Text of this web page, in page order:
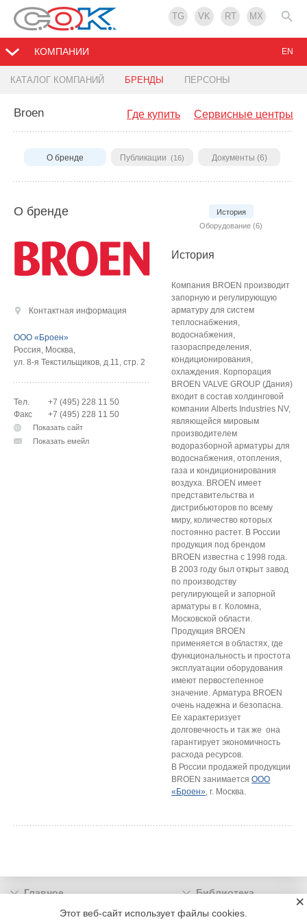
TG VK RT MX
КОМПАНИИ
КАТАЛОГ КОМПАНИЙ БРЕНДЫ ПЕРСОНЫ
EN
Сервисные центры
Где купить
Broen
О бренде Публикации (16) Документы (6)
О бренде
История
Оборудование (6)
Контактная информация
ООО «Броен»
Россия, Москва,
ул. 8-я Текстильщиков, д.11, стр. 2
Тел.
+7 (495) 228 11 50
Факс
+7 (495) 228 11 50
Показать сайт
Показать емейл
История
Компания BROEN производит
запорную и регулирующую
арматуру для систем
теплоснабжения,
водоснабжения,
газораспределения,
кондиционирования,
охлаждения. Корпорация
BROEN VALVE GROUP (Дания)
входит в состав холдинговой
компании Alberts Industries NV,
являющейся мировым
производителем
водоразборной арматуры для
водоснабжения, отопления,
газа и кондиционирования
воздуха. BROEN имеет
представительства и
дистрибьюторов по всему
миру, количество которых
постоянно растет. В России
продукция под брендом
BROEN известна с 1998 года.
В 2003 году был открыт завод
по производству
регулирующей и запорной
арматуры в г. Коломна,
Московской области.
Продукция BROEN
применяется в областях, где
функциональность и простота
эксплуатации оборудования
имеют первостепенное
значение. Арматура BROEN
очень надежна и безопасна.
Ее характеризует
долговечность и так же она
гарантирует экономичность
расхода ресурсов.
В России продажей продукции
BROEN занимается ООО
«Броен», г. Москва.
Главное
Библиотека
Подписка
Реклама
Этот веб-сайт использует файлы cookies.
×